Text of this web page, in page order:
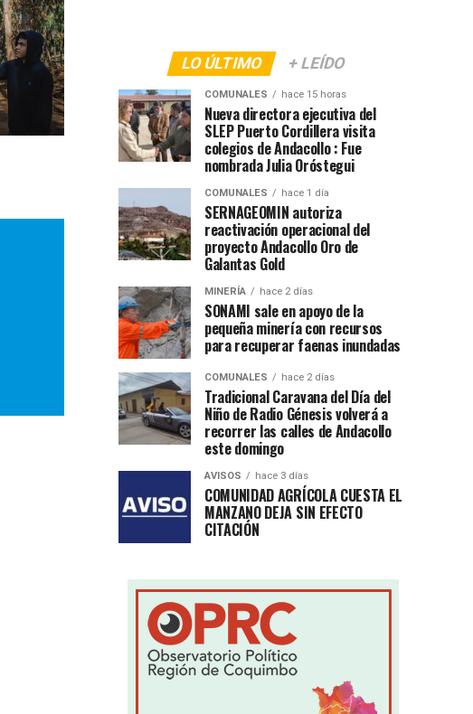
LO ÚLTIMO + LEÍDO
COMUNALES hace 15 horas
Nueva directora ejecutiva del
SLEP Puerto Cordillera visita
colegios de Andacollo : Fue
nombrada Julia Oróstegui
COMUNALES hace 1 día
SERNAGEOMIN autoriza
reactivación operacional del
proyecto Andacollo Oro de
Galantas Gold
MINERÍA hace 2 días
SONAMI sale en apoyo de la
pequeña minería con recursos
para recuperar faenas inundadas
COMUNALES hace 2 días
Tradicional Caravana del Día del
Niño de Radio Génesis volverá a
recorrer las calles de Andacollo
este domingo
AVISOS hace 3 días
COMUNIDAD AGRÍCOLA CUESTA EL
MANZANO DEJA SIN EFECTO
CITACIÓN